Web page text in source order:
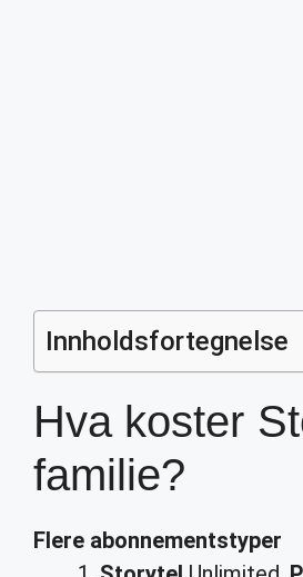
Innholdsfortegnelse
Hva koster
familie?
Flere abonnementstyper